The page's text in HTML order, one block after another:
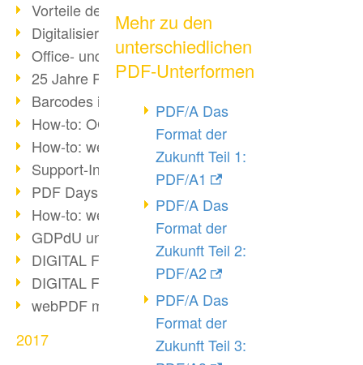
Vorteile des webPDF-Portals
Digitalisierung - Papierloses Büro
Office- und SharePoint-Bridge
25 Jahre PDF
Barcodes in PDF-Dokumenten
How-to: OCR mit webPDF 7
How-to: webPDF Optionen
Support-Infos für webPDF
PDF Days Europe 2018
How-to: webPDF Webservices
GDPdU und GoBD
DIGITAL FUTUREcongress Rückblick
DIGITAL FUTUREcongress 2018
webPDF mit Ruby via REST
2017
Mehr zu den
unterschiedlichen
PDF-Unterformen
PDF/A Das
Format der
Zukunft Teil 1:
PDF/A1
PDF/A Das
Format der
Zukunft Teil 2:
PDF/A2
PDF/A Das
Format der
Zukunft Teil 3: